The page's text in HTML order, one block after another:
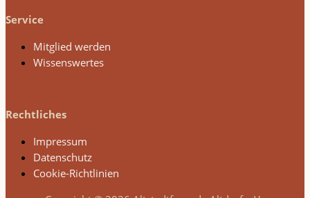
Service
Mitglied werden
Wissenswertes
Rechtliches
Impressum
Datenschutz
Cookie-Richtlinien